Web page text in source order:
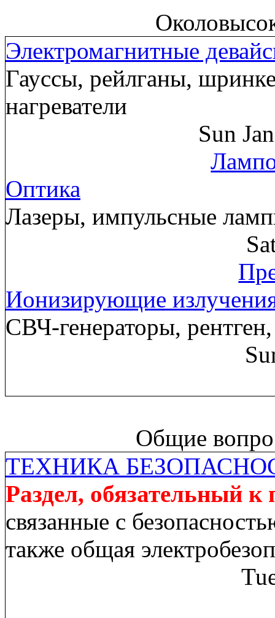
Электромагнитные
Гауссы, рейлганы,
нагреватели
Sun
Оптика
Лазеры, импульсные
Ионизирующие
СВЧ-генераторы,
Общие
ТЕХНИКА
Раздел, обязательный к
связанные с
также общая